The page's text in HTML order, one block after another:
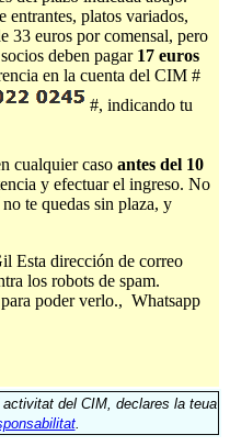
entrantes, platos variados,
33 euros por comensal, pero
deben pagar 17 euros
en la cuenta del CIM #
#, indicando tu
cualquier caso antes del 10
y efectuar el ingreso. No
te quedas sin plaza, y
Esta dirección de correo
los robots de spam.
poder verlo., Whatsapp
del CIM, declares la teua
.